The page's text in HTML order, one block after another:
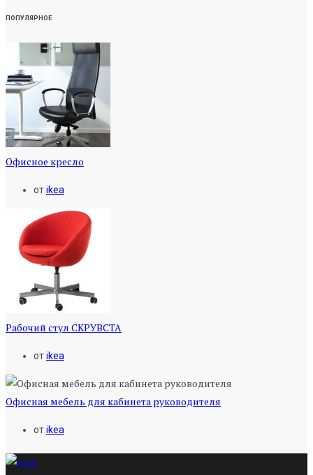
ПОПУЛЯРНОЕ
Офисное кресло
отikea
Рабочий стул СКРУВСТА
отikea
Офисная мебель для кабинета руководителя
отikea